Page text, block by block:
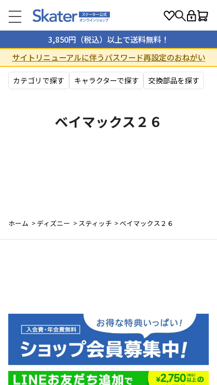
3,850円（税込）以上で送料無料！
サイトリニューアルに伴うパスワード再設定のおねがい
カテゴリで探す キャラクターで探す 交換部品を探す
ベイマックス２６
ホーム > ディズニー > スティッチ > ベイマックス２６